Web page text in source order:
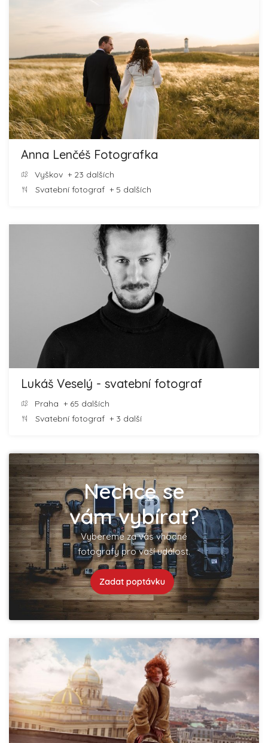
Anna Lenčéš Fotografka
Vyškov + 23 dalších
Svatební fotograf + 5 dalších
Lukáš Veselý - svatební fotograf
Praha + 65 dalších
Svatební fotograf + 3 další
Nechce se
vám vybírat?
Vybereme za vás vhodné
fotografy pro vaší událost.
Zadat poptávku